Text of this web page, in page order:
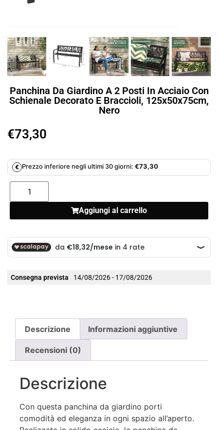
Panchina Da Giardino A 2 Posti In Acciaio Con
Schienale Decorato E Braccioli, 125x50x75cm,
Nero
€73,30
€ Prezzo inferiore negli ultimi 30 giorni: €73,30
Aggiungi al carrello
Consegna prevista 14/08/2026 - 17/08/2026
Descrizione Informazioni aggiuntive
Recensioni (0)
Descrizione
Con questa panchina da giardino porti
comodità ed eleganza in ogni spazio all’aperto.